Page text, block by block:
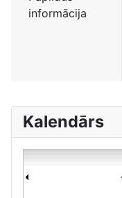
informācija
Kalendārs